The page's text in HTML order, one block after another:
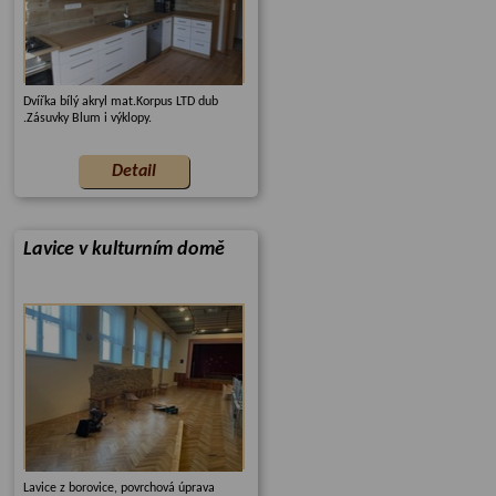
Dvířka bílý akryl mat.Korpus LTD dub
.Zásuvky Blum i výklopy.
Lavice v kulturním domě
Lavice z borovice, povrchová úprava